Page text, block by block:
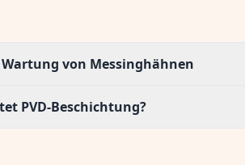
von Messinghähnen
PVD-Beschichtung?